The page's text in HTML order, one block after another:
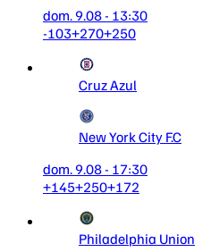
dom. 9.08 - 13:30
-103+270+250
Cruz Azul
New York City F.C
dom. 9.08 - 17:30
+145+250+172
Philadelphia Union